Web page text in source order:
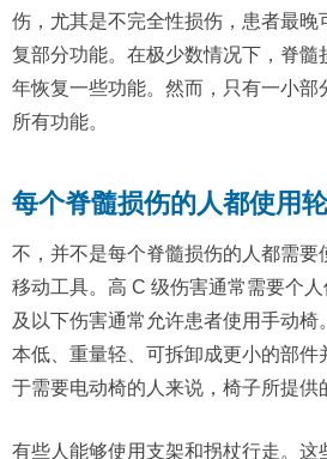
伤，尤其是不完全性损伤，患者最晚
复部分功能。在极少数情况下，脊髓
年恢复一些功能。然而，只有一小部
所有功能。
每个脊髓损伤的人都使用
不，并不是每个脊髓损伤的人都需要
移动工具。高 C 级伤害通常需要个
及以下伤害通常允许患者使用手动
本低、重量轻、可拆卸成更小的部件
于需要电动椅的人来说，椅子所提供
有些人能够使用支架和拐杖行走。这